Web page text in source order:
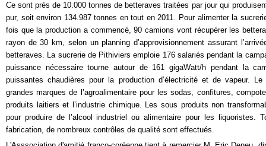
Ce sont près de 10.000 tonnes de betteraves traitées par jour qui
pur, soit environ 134.987 tonnes en tout en 2011. Pour alimenter la
fois que la production a commencé, 90 camions vont récupérer les
rayon de 30 km, selon un planning d’approvisionnement assurant
betteraves. La sucrerie de Pithiviers emploie 176 salariés pendant la
puissance nécessaire tourne autour de 161 gigaWatt/h pendant la
puissantes chaudières pour la production d’électricité et de vapeur.
grandes marques de l’agroalimentaire pour les sodas, confitures,
produits laitiers et l’industrie chimique. Les sous produits non
pour produire de l’alcool industriel ou alimentaire pour les liquoristes.
fabrication, de nombreux contrôles de qualité sont effectués.